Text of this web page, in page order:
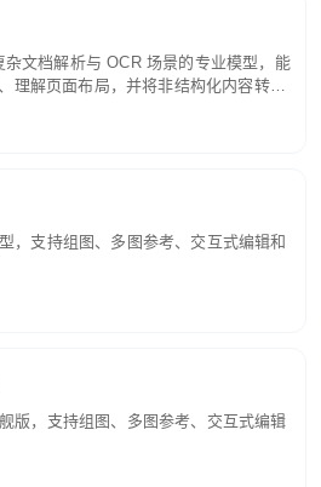
杂文档解析与 OCR 场景的专业模型，能
理解页面布局，并将非结构化内容转换
的结构化结果。
，支持组图、多图参考、交互式编辑和
版，支持组图、多图参考、交互式编辑